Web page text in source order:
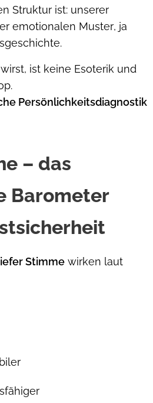
Struktur ist: unserer
emotionalen Muster, ja
ist keine Esoterik und
Persönlichkeitsdiagnostik
– das
Barometer
Stimme wirken laut